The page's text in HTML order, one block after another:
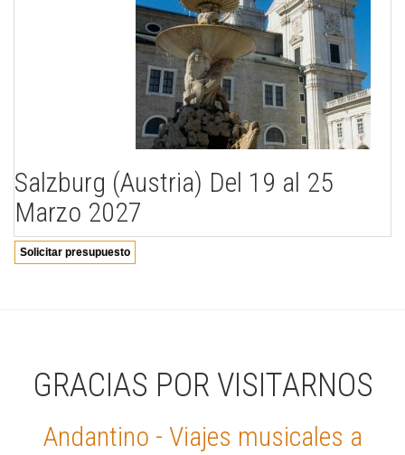
Salzburg (Austria) Del 19 al 25
Marzo 2027
Solicitar presupuesto
GRACIAS POR VISITARNOS
Andantino - Viajes musicales a